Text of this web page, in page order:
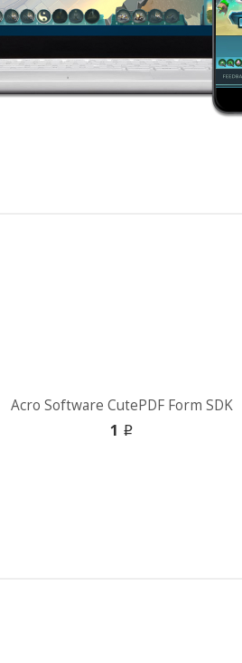
Acro Software CutePDF Form SDK
1 i